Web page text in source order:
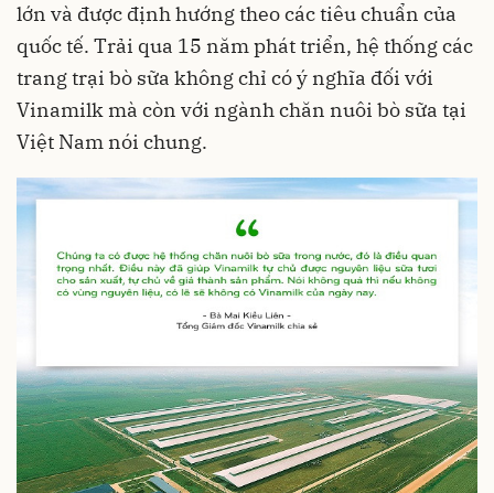
lớn và được định hướng theo các tiêu chuẩn của
quốc tế. Trải qua 15 năm phát triển, hệ thống các
trang trại bò sữa không chỉ có ý nghĩa đối với
Vinamilk mà còn với ngành chăn nuôi bò sữa tại
Việt Nam nói chung.